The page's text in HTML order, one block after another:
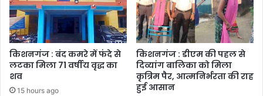
किशनगंज : बंद कमरे में फंदे से
लटका मिला 71 वर्षीय वृद्ध का
शव
15 hours ago
किशनगंज : डीएम की पहल से
दिव्यांग बालिका को मिला
कृत्रिम पैर, आत्मनिर्भरता की राह
हुई आसान